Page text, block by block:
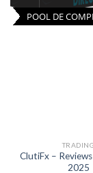
POOL DE
TRADING
ClutiFx –
2025